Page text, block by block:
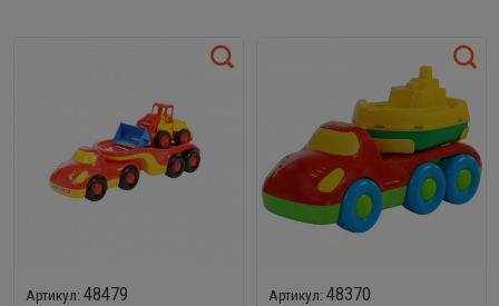
48479
48370